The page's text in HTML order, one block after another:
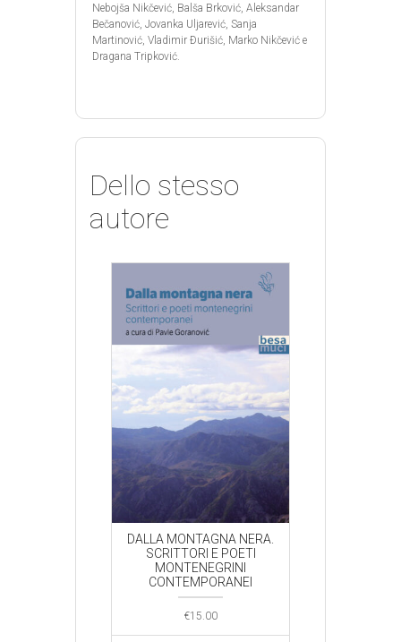
Nebojša Nikčević, Balša Brković, Aleksandar
Bečanović, Jovanka Uljarević, Sanja
Martinović, Vladimir Ðurišić, Marko Nikčević e
Dragana Tripković.
Dello stesso
autore
DALLA MONTAGNA NERA.
SCRITTORI E POETI
MONTENEGRINI
CONTEMPORANEI
€15.00